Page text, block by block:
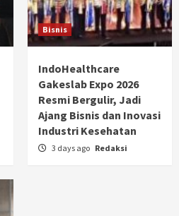
Bisnis
IndoHealthcare
Gakeslab Expo 2026
Resmi Bergulir, Jadi
Ajang Bisnis dan Inovasi
Industri Kesehatan
3 days ago Redaksi